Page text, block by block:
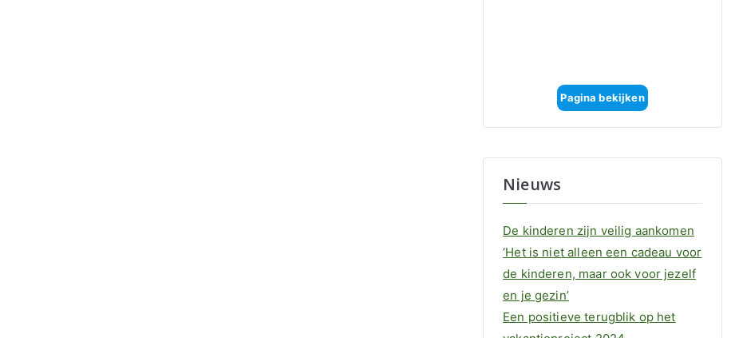
Pagina bekijken
Nieuws
De kinderen zijn veilig aankomen
‘Het is niet alleen een cadeau voor
de kinderen, maar ook voor jezelf
en je gezin’
Een positieve terugblik op het